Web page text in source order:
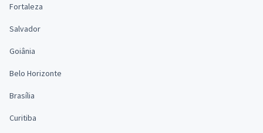
Fortaleza
Salvador
Goiânia
Belo Horizonte
Brasília
Curitiba